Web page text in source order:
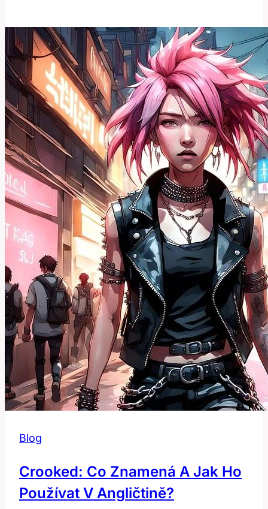
a
Význam
Této
Hovorové
Fráze!
Blog
Crooked: Co Znamená A Jak Ho
Používat V Angličtině?